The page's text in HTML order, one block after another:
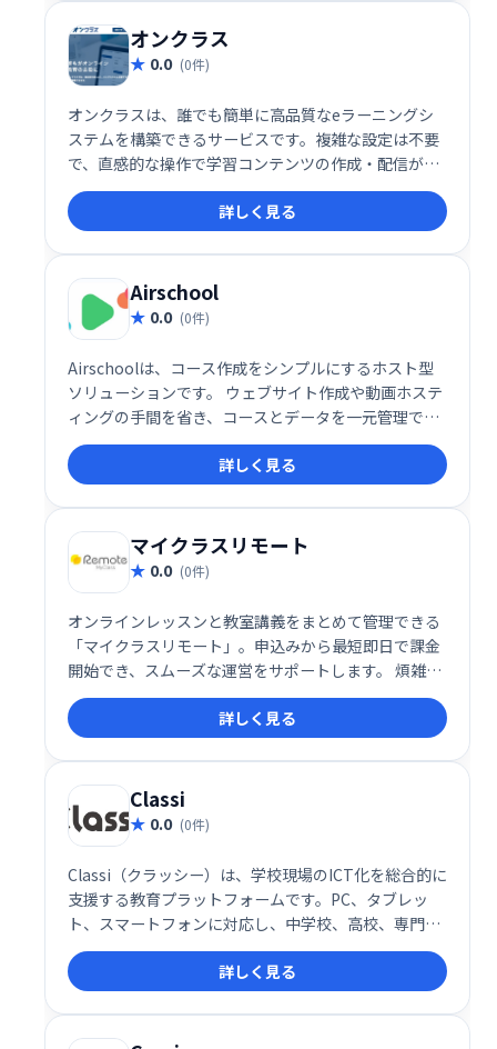
オンクラス
0.0 (0件)
オンクラスは、誰でも簡単に高品質なeラーニングシ
ステムを構築できるサービスです。複雑な設定は不要
で、直感的な操作で学習コンテンツの作成・配信が可
能。充実した機能で、効果的なeラーニングを実現
し、学習者の満足度向上に貢献します。
詳しく見る
Airschool
0.0 (0件)
Airschoolは、コース作成をシンプルにするホスト型
ソリューションです。 ウェブサイト作成や動画ホステ
ィングの手間を省き、コースとデータを一元管理でき
ます。 洗練された公開プロファイルで、学習者へ効果
的にコースを提供可能です。 複雑な設定不要で、すぐ
にコース公開を始められます。
詳しく見る
マイクラスリモート
0.0 (0件)
オンラインレッスンと教室講義をまとめて管理できる
「マイクラスリモート」。申込みから最短即日で課金
開始でき、スムーズな運営をサポートします。 煩雑な
管理業務を効率化し、運営の負担を軽減。 柔軟なシス
テムで、様々な学習形態に対応可能です。
詳しく見る
Classi
0.0 (0件)
Classi（クラッシー）は、学校現場のICT化を総合的に
支援する教育プラットフォームです。PC、タブレッ
ト、スマートフォンに対応し、中学校、高校、専門学
校など幅広い教育機関で利用されています。生徒・教
員の学習環境を効率化し、デジタル教材の活用などを
サポートします。
詳しく見る